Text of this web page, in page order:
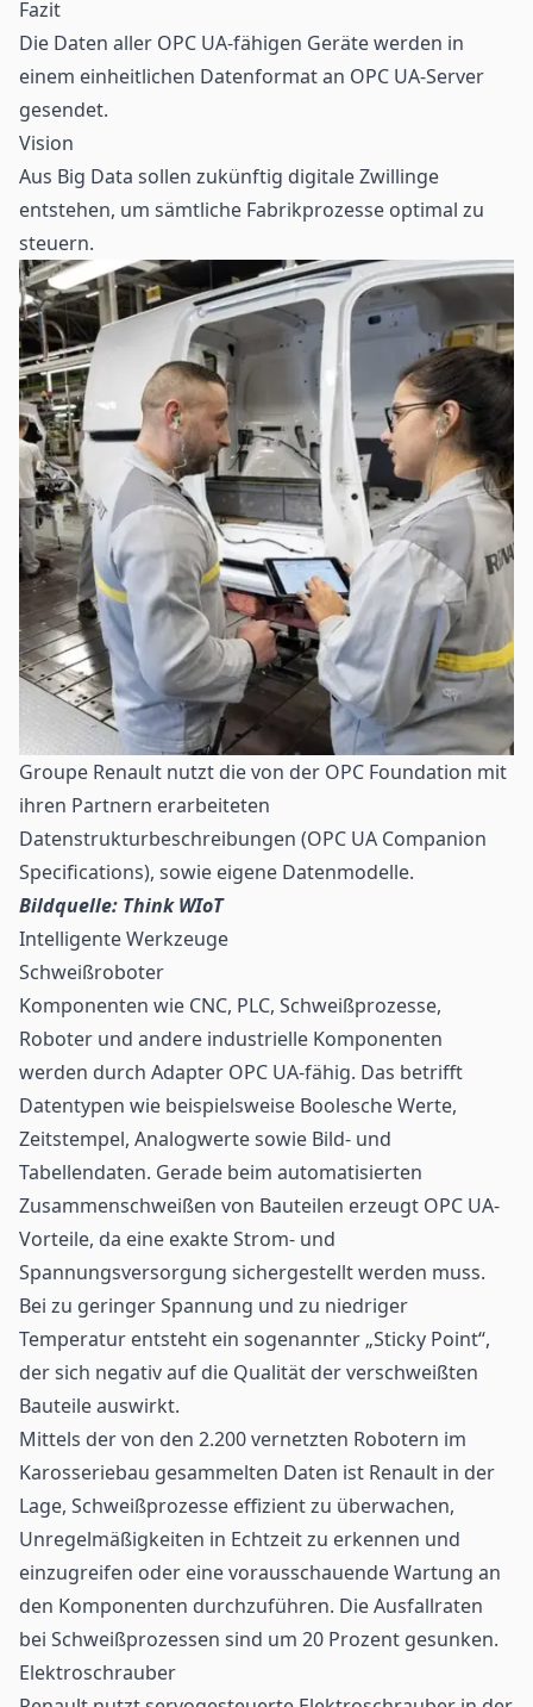
Fazit
Die Daten aller OPC UA-fähigen Geräte werden in
einem einheitlichen Datenformat an OPC UA-Server
gesendet.
Vision
Aus Big Data sollen zukünftig digitale Zwillinge
entstehen, um sämtliche Fabrikprozesse optimal zu
steuern.
Groupe Renault nutzt die von der OPC Foundation mit
ihren Partnern erarbeiteten
Datenstrukturbeschreibungen (OPC UA Companion
Specifications), sowie eigene Datenmodelle.
Bildquelle: Think WIoT
Intelligente Werkzeuge
Schweißroboter
Komponenten wie CNC, PLC, Schweißprozesse,
Roboter und andere industrielle Komponenten
werden durch Adapter OPC UA-fähig. Das betrifft
Datentypen wie beispielsweise Boolesche Werte,
Zeitstempel, Analogwerte sowie Bild- und
Tabellendaten. Gerade beim automatisierten
Zusammenschweißen von Bauteilen erzeugt OPC UA-
Vorteile, da eine exakte Strom- und
Spannungsversorgung sichergestellt werden muss.
Bei zu geringer Spannung und zu niedriger
Temperatur entsteht ein sogenannter „Sticky Point“,
der sich negativ auf die Qualität der verschweißten
Bauteile auswirkt.
Mittels der von den 2.200 vernetzten Robotern im
Karosseriebau gesammelten Daten ist Renault in der
Lage, Schweißprozesse effizient zu überwachen,
Unregelmäßigkeiten in Echtzeit zu erkennen und
einzugreifen oder eine vorausschauende Wartung an
den Komponenten durchzuführen. Die Ausfallraten
bei Schweißprozessen sind um 20 Prozent gesunken.
Elektroschrauber